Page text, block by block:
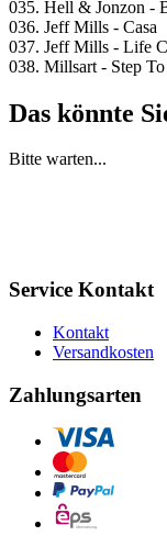
035. Hell & Jonzon -
036. Jeff Mills - Casa
037. Jeff Mills - Life
038. Millsart - Step
Das könnte
Bitte warten...
Service Kontakt
Kontakt
Versandkosten
Zahlungsarten